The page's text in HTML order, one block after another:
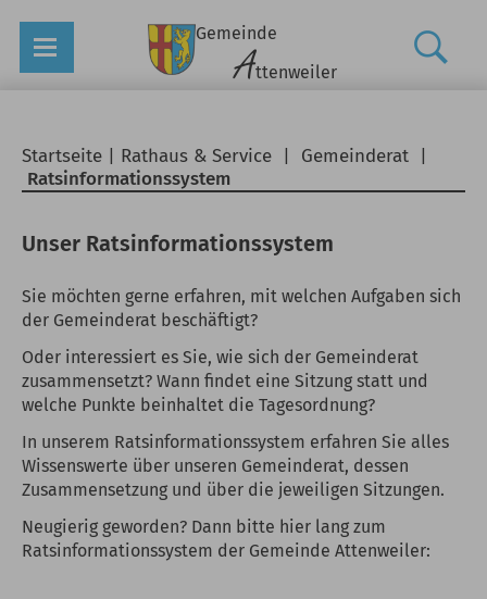
Gemeinde
Attenweiler
Startseite Rathaus & Service Gemeinderat
Ratsinformationssystem
Unser Ratsinformationssystem
Sie möchten gerne erfahren, mit welchen Aufgaben sich
der Gemeinderat beschäftigt?
Oder interessiert es Sie, wie sich der Gemeinderat
zusammensetzt? Wann findet eine Sitzung statt und
welche Punkte beinhaltet die Tagesordnung?
In unserem Ratsinformationssystem erfahren Sie alles
Wissenswerte über unseren Gemeinderat, dessen
Zusammensetzung und über die jeweiligen Sitzungen.
Neugierig geworden? Dann bitte hier lang zum
Ratsinformationssystem der Gemeinde Attenweiler: